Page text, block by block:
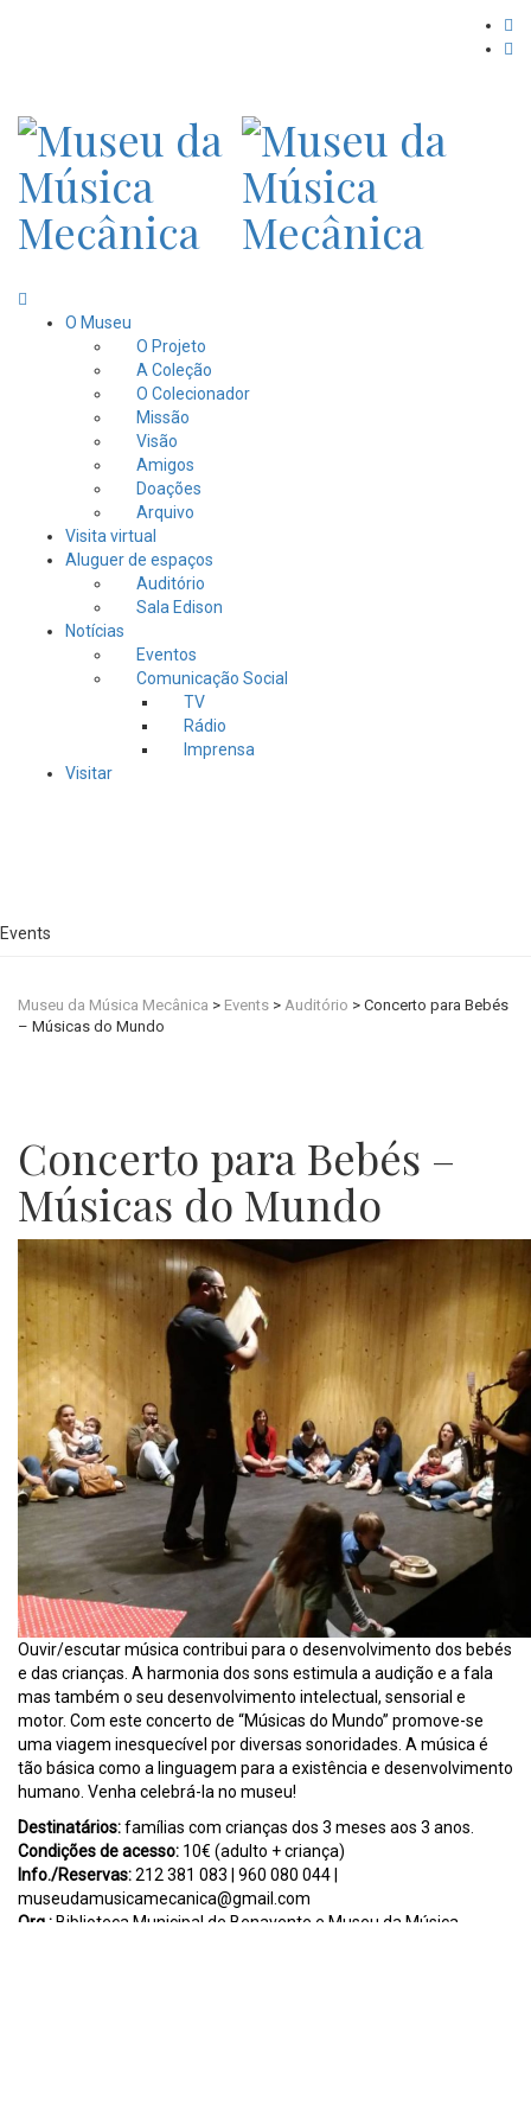
O Museu
O Projeto
A Coleção
O Colecionador
Missão
Visão
Amigos
Doações
Arquivo
Visita virtual
Aluguer de espaços
Auditório
Sala Edison
Notícias
Eventos
Comunicação Social
TV
Rádio
Imprensa
Visitar
Events
Museu da Música Mecânica > Events > Auditório > Concerto para Bebés
– Músicas do Mundo
Concerto para Bebés –
Músicas do Mundo
Ouvir/escutar música contribui para o desenvolvimento dos bebés
e das crianças. A harmonia dos sons estimula a audição e a fala
mas também o seu desenvolvimento intelectual, sensorial e
motor. Com este concerto de “Músicas do Mundo” promove-se
uma viagem inesquecível por diversas sonoridades. A música é
tão básica como a linguagem para a existência e desenvolvimento
humano. Venha celebrá-la no museu!
Destinatários:famílias com crianças dos 3 meses aos 3 anos.
Condições de acesso: 10€ (adulto + criança)
Info./Reservas:212 381 083 | 960 080 044 |
museudamusicamecanica@gmail.com
Org.:Biblioteca Municipal de Benavente e Museu da Música